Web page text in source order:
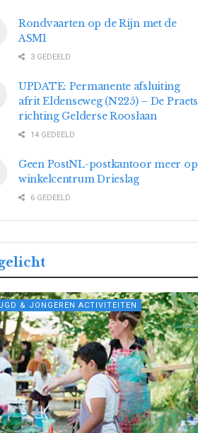
Rondvaarten op de Rijn met de
ASM1
3 GEDEELD
UPDATE: Permanente afsluiting
afrit Eldenseweg (N225) – De Praets
richting Gelderse Rooslaan
14 GEDEELD
Geen PostNL-postkantoor meer op
winkelcentrum Drieslag
6 GEDEELD
& JONGEREN ACTIVITEITEN